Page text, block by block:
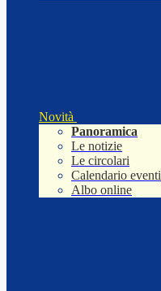
Novità
Panoramica
Le notizie
Le circolari
Calendario eventi
Albo online